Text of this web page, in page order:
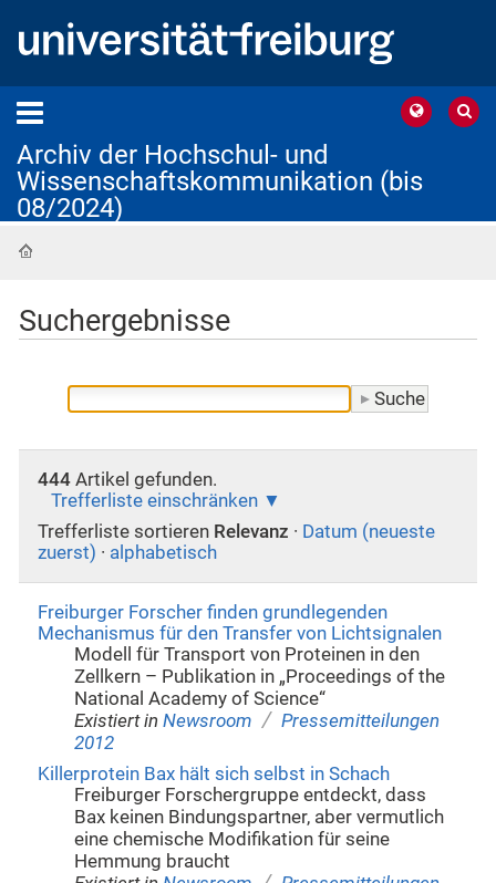
Archiv der Hochschul- und
Wissenschaftskommunikation (bis
08/2024)
Suchergebnisse
444Artikel gefunden.
Trefferliste einschränken
Trefferliste sortieren Relevanz · Datum (neueste
zuerst) · alphabetisch
Freiburger Forscher finden grundlegenden
Mechanismus für den Transfer von Lichtsignalen
Modell für Transport von Proteinen in den
Zellkern – Publikation in „Proceedings of the
National Academy of Science“
Existiert in Newsroom / Pressemitteilungen
2012
Killerprotein Bax hält sich selbst in Schach
Freiburger Forschergruppe entdeckt, dass
Bax keinen Bindungspartner, aber vermutlich
eine chemische Modifikation für seine
Hemmung braucht